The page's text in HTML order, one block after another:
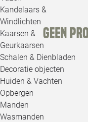
Kandelaars &
Windlichten
Kaarsen &
Geurkaarsen
Schalen & Dienbladen
Decoratie objecten
Huiden & Vachten
Opbergen
Manden
Wasmanden
Geen